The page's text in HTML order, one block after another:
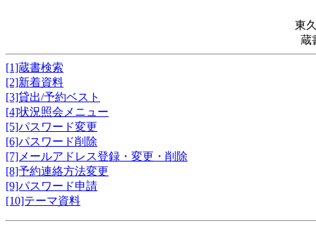
東
蔵
[1]蔵書検索
[2]新着資料
[3]貸出/予約ベスト
[4]状況照会メニュー
[5]パスワード変更
[6]パスワード削除
[7]メールアドレス登録・変更・削除
[8]予約連絡方法変更
[9]パスワード申請
[10]テーマ資料